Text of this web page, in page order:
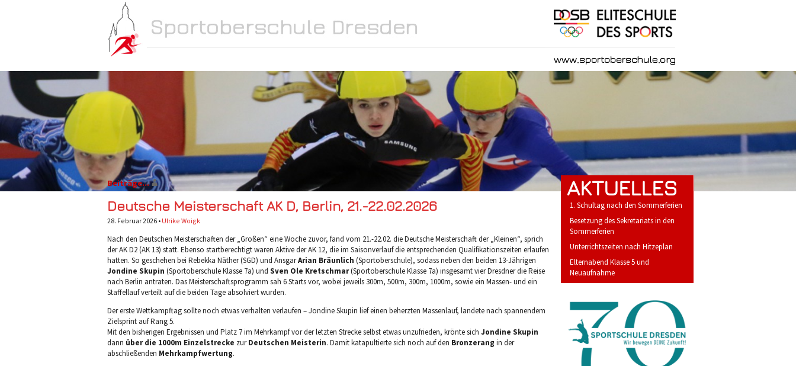
Beiträge...
Deutsche Meisterschaft AK D, Berlin, 21.-22.02.2026
28. Februar 2026 • Ulrike Woigk
Nach den Deutschen Meisterschaften der „Großen“ eine Woche zuvor, fand vom 21.-22.02. die Deutsche Meisterschaft der „Kleinen“, sprich
der AK D2 (AK 13) statt. Ebenso startberechtigt waren Aktive der AK 12, die im Saisonverlauf die entsprechenden Qualifikationszeiten erlaufen
hatten. So geschehen bei Rebekka Näther (SGD) und AnsgarArian Bräunlich (Sportoberschule), sodass neben den beiden 13-Jährigen
Jondine Skupin (Sportoberschule Klasse 7a) und Sven Ole Kretschmar(Sportoberschule Klasse 7a) insgesamt vier Dresdner die Reise
nach Berlin antraten. Das Meisterschaftsprogramm sah 6 Starts vor, wobei jeweils 300m, 500m, 300m, 1000m, sowie ein Massen- und ein
Staffellauf verteilt auf die beiden Tage absolviert wurden.
Der erste Wettkampftag sollte noch etwas verhalten verlaufen – Jondine Skupin lief einen beherzten Massenlauf, landete nach spannendem
Zielsprint auf Rang 5.
Mit den bisherigen Ergebnissen und Platz 7 im Mehrkampf vor der letzten Strecke selbst etwas unzufrieden, krönte sich Jondine Skupin
dann über die 1000m Einzelstrecke zurDeutschen Meisterin. Damit katapultierte sich noch auf den Bronzerang in der
abschließenden Mehrkampfwertung.
AKTUELLES
1. Schultag nach den Sommerferien
Besetzung des Sekretariats in den
Sommerferien
Unterrichtszeiten nach Hitzeplan
Elternabend Klasse 5 und
Neuaufnahme